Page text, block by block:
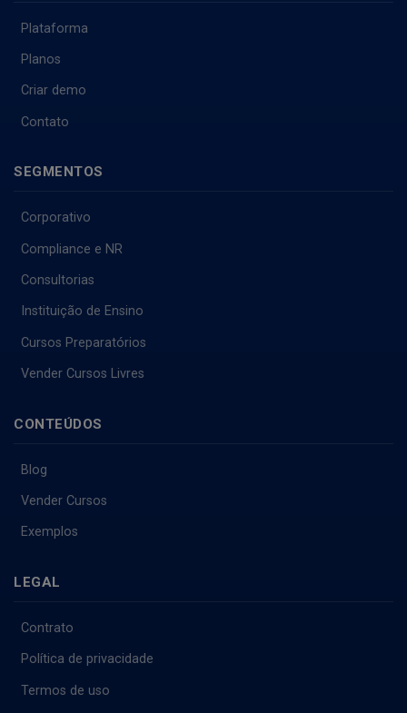
Plataforma
Planos
Criar demo
Contato
SEGMENTOS
Corporativo
Compliance e NR
Consultorias
Instituição de Ensino
Cursos Preparatórios
Vender Cursos Livres
CONTEÚDOS
Blog
Vender Cursos
Exemplos
LEGAL
Contrato
Política de privacidade
Termos de uso